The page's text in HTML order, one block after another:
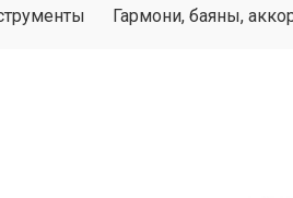
Гармони, баяны,